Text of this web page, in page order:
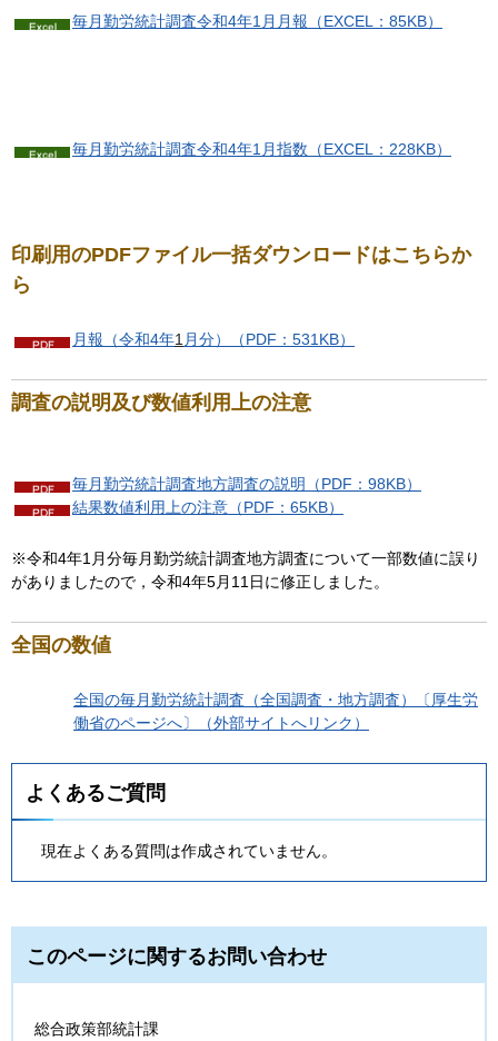
毎月勤労統計調査令和4年1月月報（EXCEL：85KB）
毎月勤労統計調査令和4年1月指数（EXCEL：228KB）
印刷用のPDFファイル一括ダウンロードはこちらか
ら
月報（令和4年1 月分）（PDF：531KB）
調査の説明及び数値利用上の注意
毎月勤労統計調査地方調査の説明（PDF：98KB）
結果数値利用上の注意（PDF：65KB）
※令和4年1月分毎月勤労統計調査地方調査について一部数値に誤り
がありましたので，令和4年5月11日に修正しました。
全国の数値
全国の毎月勤労統計調査（全国調査・地方調査）〔厚生労
働省のページへ〕（外部サイトへリンク）
よくあるご質問
現在よくある質問は作成されていません。
このページに関するお問い合わせ
総合政策部統計課